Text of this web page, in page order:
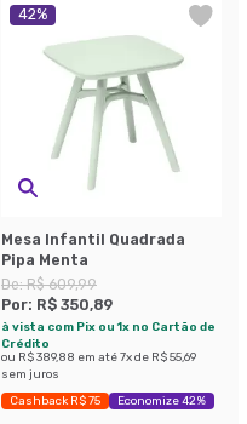
42%
Mesa Infantil Quadrada
Pipa Menta
De:R$ 609,99
Por: R$ 350,89
à vista com Pix ou 1x no Cartão de
Crédito
ou R$ 389,88 em até7x de R$ 55,69
sem juros
Cashback R$ 75 Economize 42%